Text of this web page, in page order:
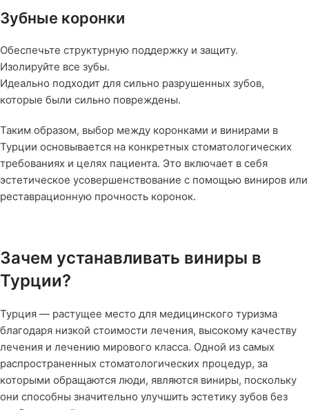
Зубные коронки
Обеспечьте структурную поддержку и защиту.
Изолируйте все зубы.
Идеально подходит для сильно разрушенных зубов,
которые были сильно повреждены.
Таким образом, выбор между коронками и винирами в
Турции основывается на конкретных стоматологических
требованиях и целях пациента. Это включает в себя
эстетическое усовершенствование с помощью виниров или
реставрационную прочность коронок.
Зачем устанавливать виниры в
Турции?
Турция — растущее место для медицинского туризма
благодаря низкой стоимости лечения, высокому качеству
лечения и лечению мирового класса. Одной из самых
распространенных стоматологических процедур, за
которыми обращаются люди, являются виниры, поскольку
они способны значительно улучшить эстетику зубов без